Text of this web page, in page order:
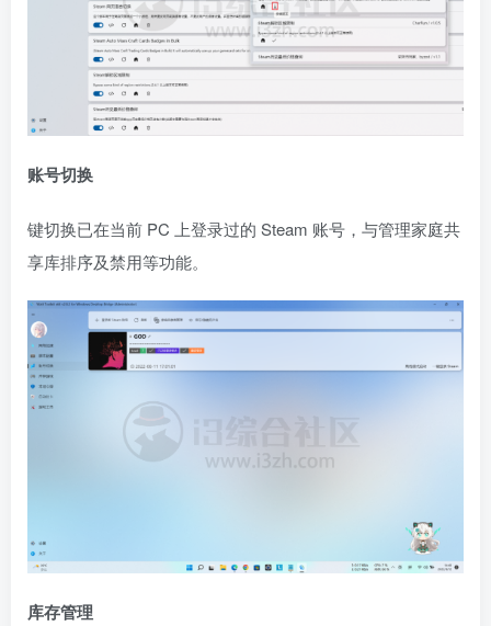
账号切换
键切换已在当前 PC 上登录过的 Steam 账号，与管理家庭共
享库排序及禁用等功能。
库存管理